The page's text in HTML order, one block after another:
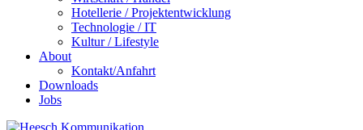
Hotellerie / Projektentwicklung
Technologie / IT
Kultur / Lifestyle
About
Kontakt/Anfahrt
Downloads
Jobs